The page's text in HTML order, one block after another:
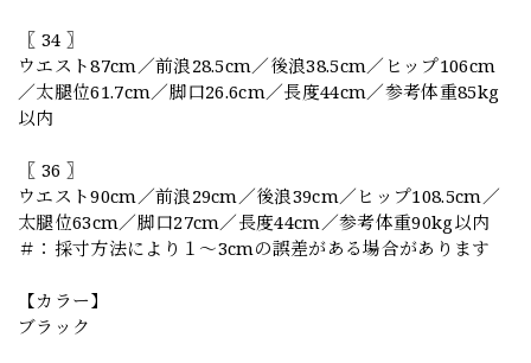
〖 34 〗
ウエスト87cm／前浪28.5cm／後浪38.5cm／ヒップ106cm
／太腿位61.7cm／脚口26.6cm／長度44cm／参考体重85kg
以内
〖 36 〗
ウエスト90cm／前浪29cm／後浪39cm／ヒップ108.5cm／
太腿位63cm／脚口27cm／長度44cm／参考体重90kg以内
＃：採寸方法により１～3cmの誤差がある場合があります
【カラー】
ブラック